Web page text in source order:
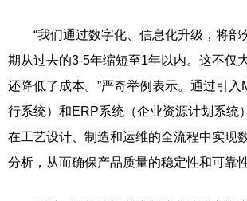
“我们通过数字化、信息化升级，将部
期从过去的3-5年缩短至1年以内。这不仅
还降低了成本。”严奇举例表示。通过引入
行系统）和ERP系统（企业资源计划系统
在工艺设计、制造和运维的全流程中实现
分析，从而确保产品质量的稳定性和可靠性